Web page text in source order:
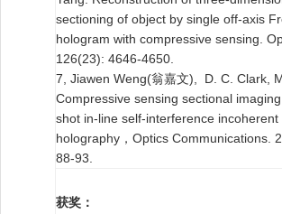
sectioning of object by single off-axis
hologram with compressive sensing.
126(23): 4646-4650.
7, Jiawen Weng(翁嘉文), D. C. Clark,
Compressive sensing sectional
shot in-line self-interference incoherent
holography，Optics Communications.
88-93.
获奖：